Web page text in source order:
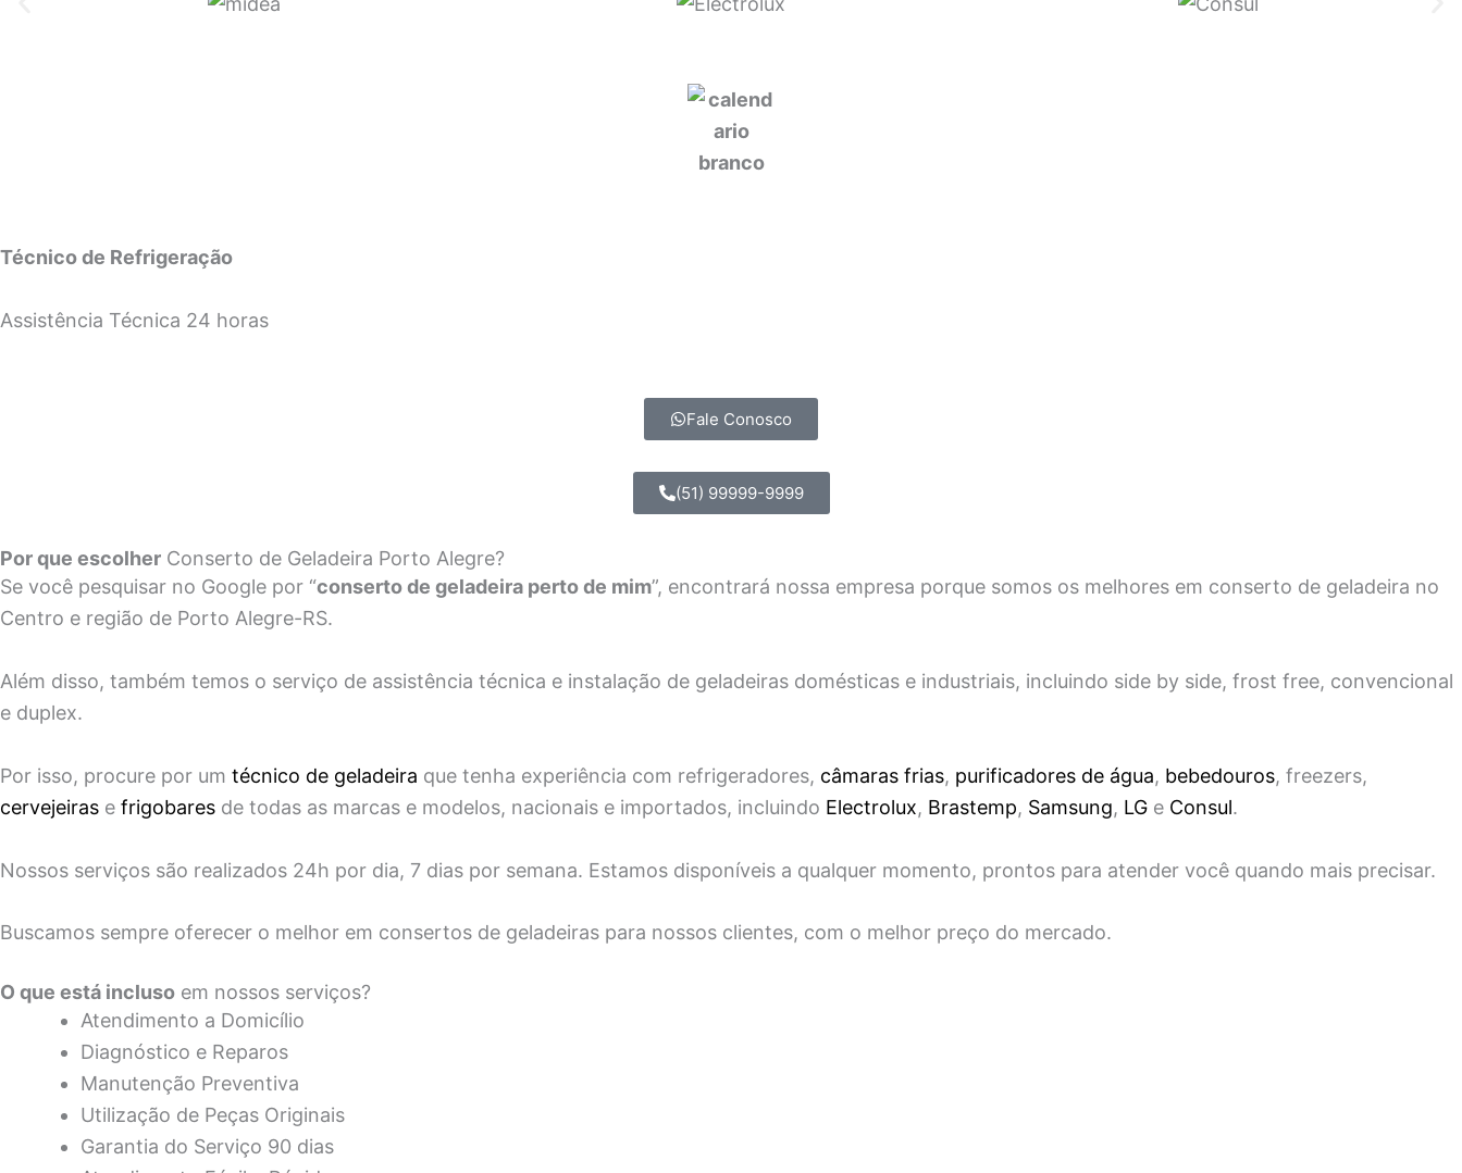
Técnico de Refrigeração
Assistência Técnica 24 horas
Fale Conosco
(51) 99999-9999
Por que escolher Conserto de Geladeira Porto Alegre?
Se você pesquisar no Google por “conserto de geladeira perto de mim”, encontrará nossa empresa porque somos os melhores em conserto de geladeira no
Centro e região de Porto Alegre-RS.
Além disso, também temos o serviço de assistência técnica e instalação de geladeiras domésticas e industriais, incluindo side by side, frost free, convencional
e duplex.
Por isso, procure por um técnico de geladeira que tenha experiência com refrigeradores, câmaras frias, purificadores de água, bebedouros, freezers,
cervejeiras e frigobares de todas as marcas e modelos, nacionais e importados, incluindo Electrolux, Brastemp, Samsung, LG e Consul.
Nossos serviços são realizados 24h por dia, 7 dias por semana. Estamos disponíveis a qualquer momento, prontos para atender você quando mais precisar.
Buscamos sempre oferecer o melhor em consertos de geladeiras para nossos clientes, com o melhor preço do mercado.
O que está incluso em nossos serviços?
Atendimento a Domicílio
Diagnóstico e Reparos
Manutenção Preventiva
Utilização de Peças Originais
Garantia do Serviço 90 dias